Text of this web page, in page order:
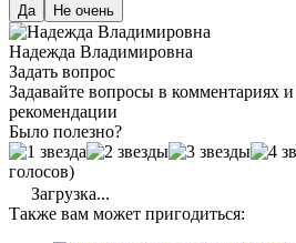
Да Не очень
Надежда Владимировна
Задать вопрос
Задавайте вопросы в комментариях
рекомендации
Было полезно?
голосов)
Загрузка...
Также вам может пригодиться: